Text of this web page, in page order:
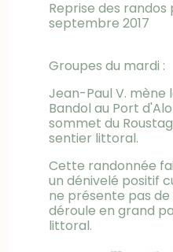
Reprise des randos
septembre 2017
Groupes du mardi :
Jean-Paul V. mène
Bandol au Port
sommet du
sentier littoral.
Cette randonnée
un dénivelé positif
ne présente pas
déroule en grand
littoral.